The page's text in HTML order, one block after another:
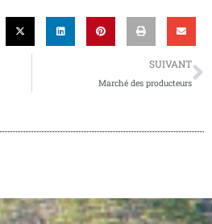
SUIVANT
Marché des producteurs